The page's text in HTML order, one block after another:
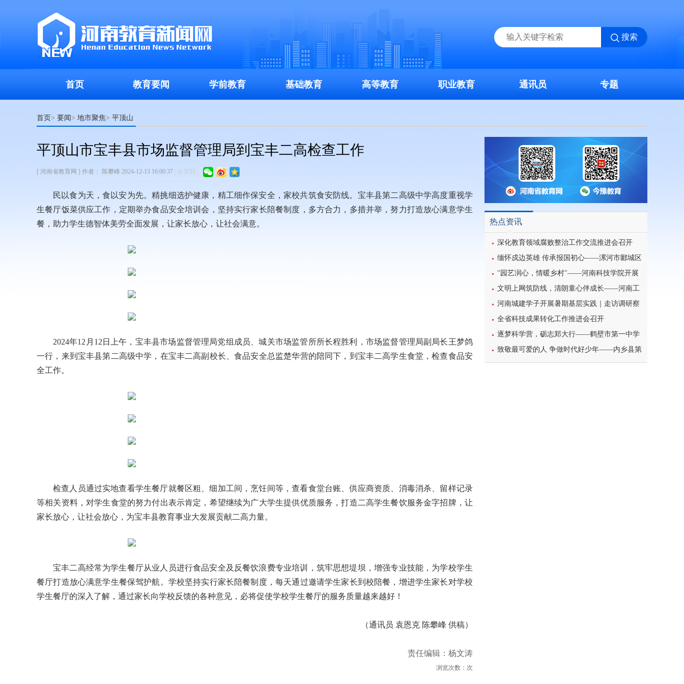
搜索
首页 教育要闻 学前教育 基础教育 高等教育 职业教育 通讯员 专题
首页> 要闻> 地市聚焦> 平顶山
热点资讯
深化教育领域腐败整治工作交流推进会召开
缅怀戍边英雄 传承报国初心——漯河市郾城区
东街小学开展八一建军节主题特色教育活动
"园艺润心，情暖乡村"——河南科技学院开展
暑期三下乡心理健康宣讲活动
文明上网筑防线，清朗童心伴成长——河南工
业大学北斗星筑梦志愿服务团队开展科普主题实
践课堂
河南城建学子开展暑期基层实践｜走访调研察
民情，反诈宣传护平安
全省科技成果转化工作推进会召开
逐梦科学营，砺志郑大行——鹤壁市第一中学
学子参加2026年郑州大学高校科学营研学之旅纪
实
致敬最可爱的人 争做时代好少年——内乡县第
一小学开展暑期“八一”建军节主题实践活动
平顶山市宝丰县市场监督管理局到宝丰二高检查工作
[ 河南省教育网 ] 作者： 陈攀峰 2024-12-13 16:00:37 分享到：
民以食为天，食以安为先。精挑细选护健康，精工细作保安全，家校共筑食安防线。宝丰县第二高级中学高度重视学
生餐厅饭菜供应工作，定期举办食品安全培训会，坚持实行家长陪餐制度，多方合力，多措并举，努力打造放心满意学生
餐，助力学生德智体美劳全面发展，让家长放心，让社会满意。
2024年12月12日上午，宝丰县市场监督管理局党组成员、城关市场监管所所长程胜利，市场监督管理局副局长王梦鸽
一行，来到宝丰县第二高级中学，在宝丰二高副校长、食品安全总监楚华营的陪同下，到宝丰二高学生食堂，检查食品安
全工作。
检查人员通过实地查看学生餐厅就餐区粗、细加工间，烹饪间等，查看食堂台账、供应商资质、消毒消杀、留样记录
等相关资料，对学生食堂的努力付出表示肯定，希望继续为广大学生提供优质服务，打造二高学生餐饮服务金字招牌，让
家长放心，让社会放心，为宝丰县教育事业大发展贡献二高力量。
宝丰二高经常为学生餐厅从业人员进行食品安全及反餐饮浪费专业培训，筑牢思想堤坝，增强专业技能，为学校学生
餐厅打造放心满意学生餐保驾护航。学校坚持实行家长陪餐制度，每天通过邀请学生家长到校陪餐，增进学生家长对学校
学生餐厅的深入了解，通过家长向学校反馈的各种意见，必将促使学校学生餐厅的服务质量越来越好！
（通讯员 袁恩克 陈攀峰 供稿）
责任编辑：杨文涛
浏览次数： 次